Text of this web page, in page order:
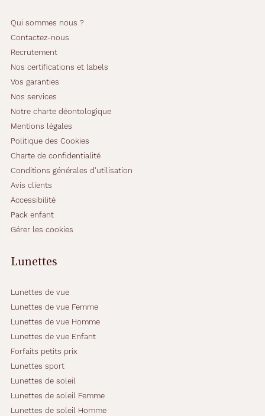
Qui sommes nous ?
Contactez-nous
Recrutement
Nos certifications et labels
Vos garanties
Nos services
Notre charte déontologique
Mentions légales
Politique des Cookies
Charte de confidentialité
Conditions générales d'utilisation
Avis clients
Accessibilité
Pack enfant
Gérer les cookies
Lunettes
Lunettes de vue
Lunettes de vue Femme
Lunettes de vue Homme
Lunettes de vue Enfant
Forfaits petits prix
Lunettes sport
Lunettes de soleil
Lunettes de soleil Femme
Lunettes de soleil Homme